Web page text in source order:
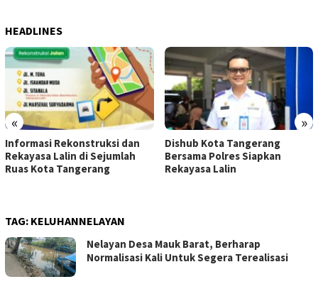
HEADLINES
« »
Informasi Rekonstruksi dan
Rekayasa Lalin di Sejumlah
Ruas Kota Tangerang
Dishub Kota Tangerang
Bersama Polres Siapkan
Rekayasa Lalin
TAG: KELUHANNELAYAN
Nelayan Desa Mauk Barat, Berharap
Normalisasi Kali Untuk Segera Terealisasi